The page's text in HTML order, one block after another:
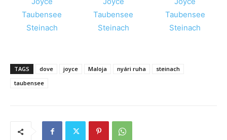
TAGS dove joyce Maloja nyári ruha
steinach
taubensee